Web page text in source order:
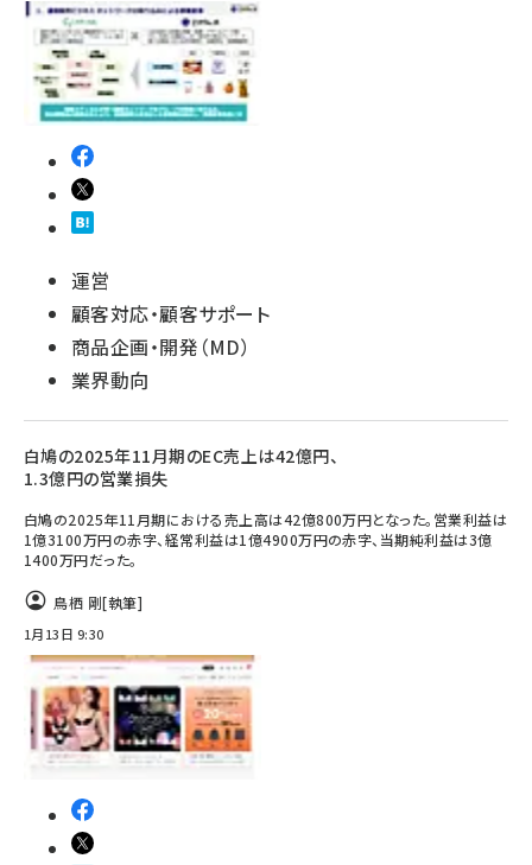
運営
顧客対応・顧客サポート
商品企画・開発（MD）
業界動向
白鳩の2025年11月期のEC売上は42億円、
1.3億円の営業損失
白鳩の2025年11月期における売上高は42億800万円となった。営業利益は
1億3100万円の赤字、経常利益は1億4900万円の赤字、当期純利益は3億
1400万円だった。
鳥栖 剛[執筆]
1月13日 9:30